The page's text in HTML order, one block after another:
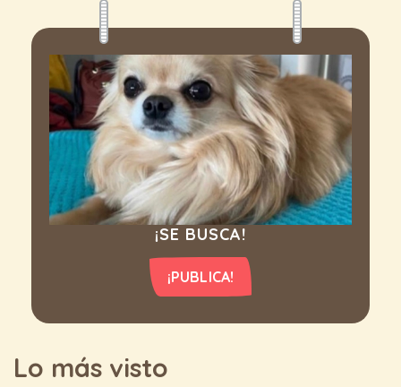
¡SE BUSCA!
¡PUBLICA!
Lo más visto